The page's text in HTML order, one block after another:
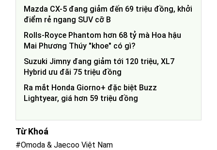
Mazda CX-5 đang giảm đến 69 triệu đồng, khởi
điểm rẻ ngang SUV cỡ B
Rolls-Royce Phantom hơn 68 tỷ mà Hoa hậu
Mai Phương Thúy "khoe" có gì?
Suzuki Jimny đang giảm tới 120 triệu, XL7
Hybrid ưu đãi 75 triệu đồng
Ra mắt Honda Giorno+ đặc biệt Buzz
Lightyear, giá hơn 59 triệu đồng
Từ Khoá
#Omoda & Jaecoo Việt Nam